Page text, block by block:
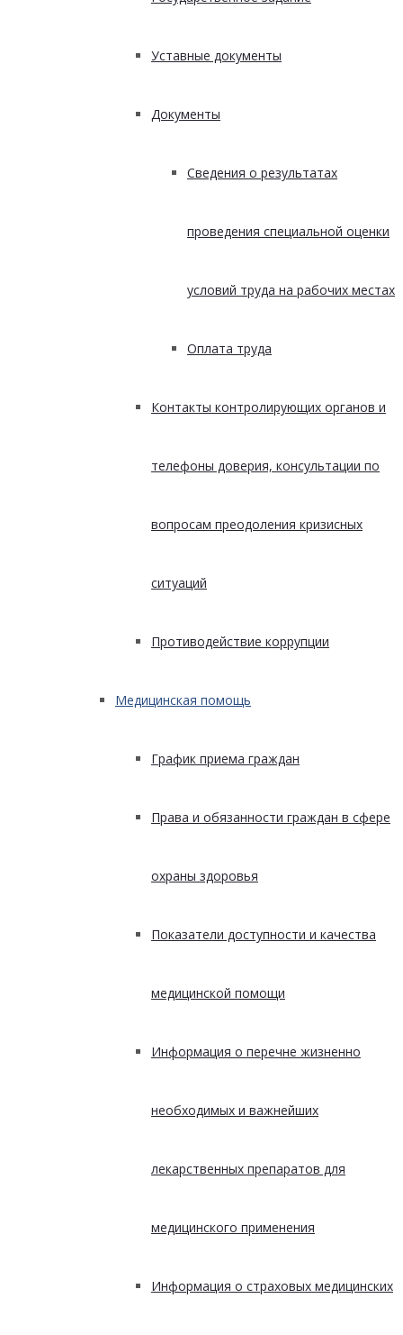
Уставные документы
Документы
Сведения о результатах
проведения специальной оценки
условий труда на рабочих местах
Оплата труда
Контакты контролирующих органов и
телефоны доверия, консультации по
вопросам преодоления кризисных
ситуаций
Противодействие коррупции
Медицинская помощь
График приема граждан
Права и обязанности граждан в сфере
охраны здоровья
Показатели доступности и качества
медицинской помощи
Информация о перечне жизненно
необходимых и важнейших
лекарственных препаратов для
медицинского применения
Информация о страховых медицинских